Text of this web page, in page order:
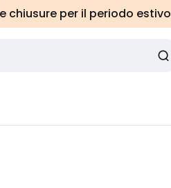
chiusure per il periodo